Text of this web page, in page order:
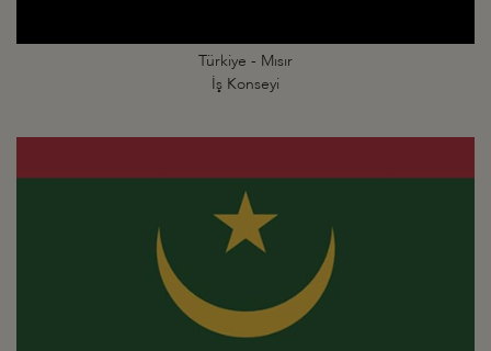
Türkiye - Mısır
İş Konseyi